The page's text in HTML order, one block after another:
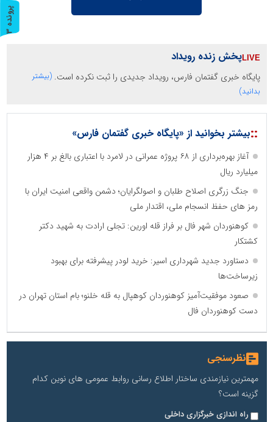
پخش زنده رویداد
پایگاه خبری گفتمان فارس، رویداد جدیدی را ثبت نکرده است. (بیشتر
بدانید)
::بیشتر بخوانید از «پایگاه خبری گفتمان فارس»
آغاز بهره‌برداری از ۶۸ پروژه عمرانی در لامرد با اعتباری بالغ بر ۴ هزار
میلیارد ریال
جنگ زرگری اصلاح طلبان و اصولگرایان؛ دشمن واقعی امنیت ایران با
رمز های حفظ انسجام ملی، اقتدار ملی
کوهنوردان شهر فال بر فراز قله اورین: تجلی ارادت به شهید دکتر
کشتکار
دستاورد جدید شهرداری اسیر: خرید لودر پیشرفته برای بهبود
زیرساخت‌ها
صعود موفقیت‌آمیز کوهنوردان کوهپال به قله خلنو؛ بام استان تهران در
دست کوهنوردان فال
نظرسنجی
مهمترین نیازمندی ساختار اطلاع رسانی روابط عمومی های نوین کدام
گزینه است؟
راه اندازی خبرگزاری داخلی
پ
ر
و
ن
د
ه
3